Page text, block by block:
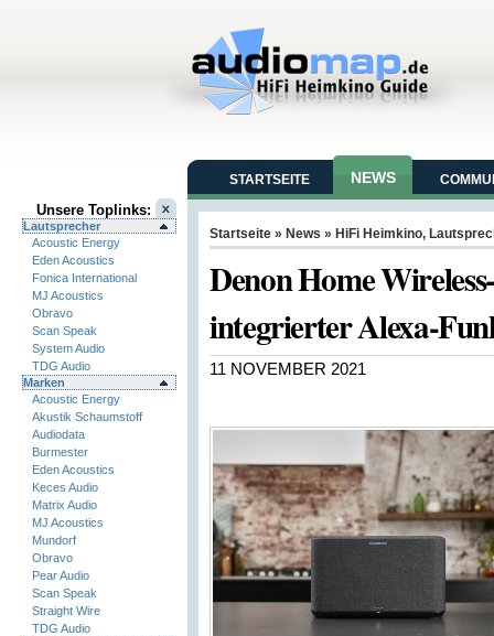
Unsere Toplinks:
Lautsprecher
Acoustic Energy
Eden Acoustics
Fonica International
MJ Acoustics
Obravo
Scan Speak
System Audio
TDG Audio
Marken
Acoustic Energy
Akustik Schaumstoff
Audiodata
Burmester
Eden Acoustics
Keces Audio
Matrix Audio
MJ Acoustics
Mundorf
Obravo
Pear Audio
Scan Speak
Straight Wire
TDG Audio
STARTSEITE NEWS
Startseite » News » HiFi Heimkino,
Denon Home
integrierter Alexa-
11 NOVEMBER 2021